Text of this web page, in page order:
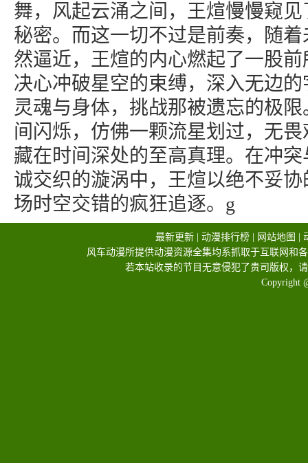
舞，风起云涌之间，王煊慢慢窥
秘密。而这一切不过是前奏，随
然逼近，王煊的内心燃起了一股
决心冲破星空的束缚，深入无边
灵魂与身体，挑战那被遗忘的极
间闪烁，仿佛一颗流星划过，无
藏在时间深处的至高真理。在冲
诚交织的漩涡中，王煊以绝不妥
场时空交错的疯狂追逐。g
最新更新 动漫排行榜 网站地图
风车动漫所提供动漫资源全集均系抓取于互联网和
若本站收录的节目无意侵犯了贵司版权，
Copyright